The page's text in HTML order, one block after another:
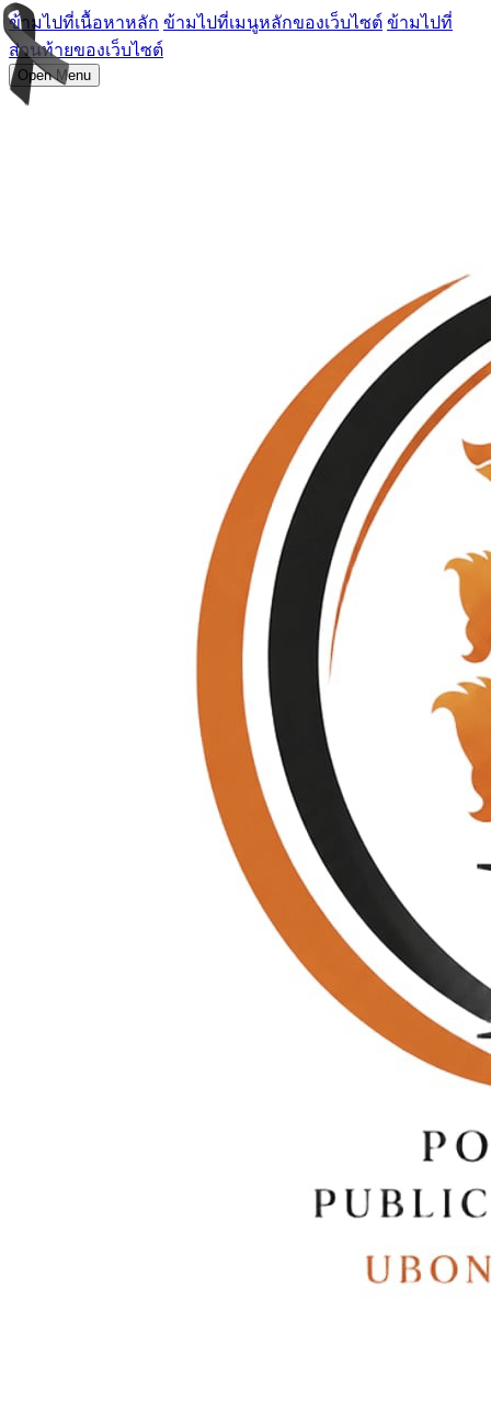
ข้ามไปที่เนื้อหาหลัก ข้ามไปที่เมนูหลักของเว็บไซต์ ข้ามไปที่
ส่วนท้ายของเว็บไซต์
Open Menu